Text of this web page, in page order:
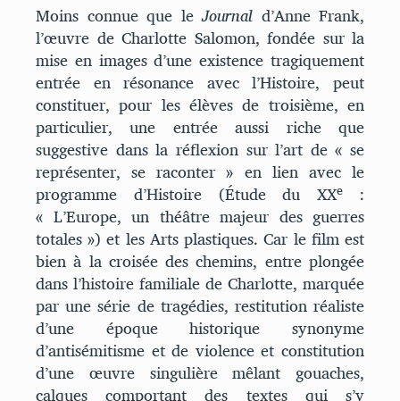
Moins connue que leJournal d’Anne Frank,
l’œuvre de Charlotte Salomon, fondée sur la
mise en images d’une existence tragiquement
entrée en résonance avec l’Histoire, peut
constituer, pour les élèves de troisième, en
particulier, une entrée aussi riche que
suggestive dans la réflexion sur l’art de « se
représenter, se raconter » en lien avec le
programme d’Histoire (Étude du XXe :
« L’Europe, un théâtre majeur des guerres
totales ») et les Arts plastiques. Car le film est
bien à la croisée des chemins, entre plongée
dans l’histoire familiale de Charlotte, marquée
par une série de tragédies, restitution réaliste
d’une époque historique synonyme
d’antisémitisme et de violence et constitution
d’une œuvre singulière mêlant gouaches,